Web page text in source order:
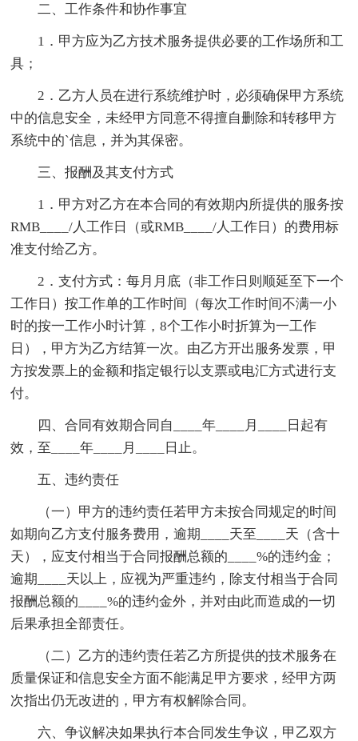
二、工作条件和协作事宜
1．甲方应为乙方技术服务提供必要的工作场所和工
具；
2．乙方人员在进行系统维护时，必须确保甲方系统
中的信息安全，未经甲方同意不得擅自删除和转移甲方
系统中的`信息，并为其保密。
三、报酬及其支付方式
1．甲方对乙方在本合同的有效期内所提供的服务按
RMB____/人工作日（或RMB____/人工作日）的费用标
准支付给乙方。
2．支付方式：每月月底（非工作日则顺延至下一个
工作日）按工作单的工作时间（每次工作时间不满一小
时的按一工作小时计算，8个工作小时折算为一工作
日），甲方为乙方结算一次。由乙方开出服务发票，甲
方按发票上的金额和指定银行以支票或电汇方式进行支
付。
四、合同有效期合同自____年____月____日起有
效，至____年____月____日止。
五、违约责任
（一）甲方的违约责任若甲方未按合同规定的时间
如期向乙方支付服务费用，逾期____天至____天（含十
天），应支付相当于合同报酬总额的____%的违约金；
逾期____天以上，应视为严重违约，除支付相当于合同
报酬总额的____%的违约金外，并对由此而造成的一切
后果承担全部责任。
（二）乙方的违约责任若乙方所提供的技术服务在
质量保证和信息安全方面不能满足甲方要求，经甲方两
次指出仍无改进的，甲方有权解除合同。
六、争议解决如果执行本合同发生争议，甲乙双方